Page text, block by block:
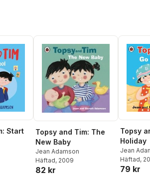
Start
Topsy and Tim: The
New Baby
Jean Adamson
Häftad, 2009
82 kr
Topsy
Holiday
Jean
Adamson
Häftad,
79 kr